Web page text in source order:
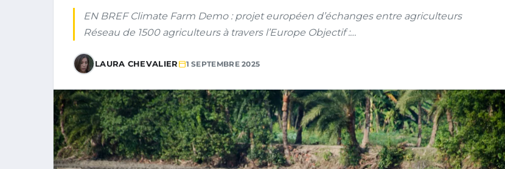
EN BREF Climate Farm Demo : projet européen d’échanges entre agriculteurs
Réseau de 1500 agriculteurs à travers l’Europe Objectif :…
LAURA CHEVALIER 1 SEPTEMBRE 2025